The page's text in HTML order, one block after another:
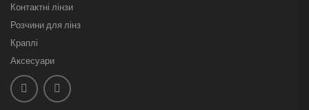
Контактні лінзи
Розчини для лінз
Краплі
Аксесуари